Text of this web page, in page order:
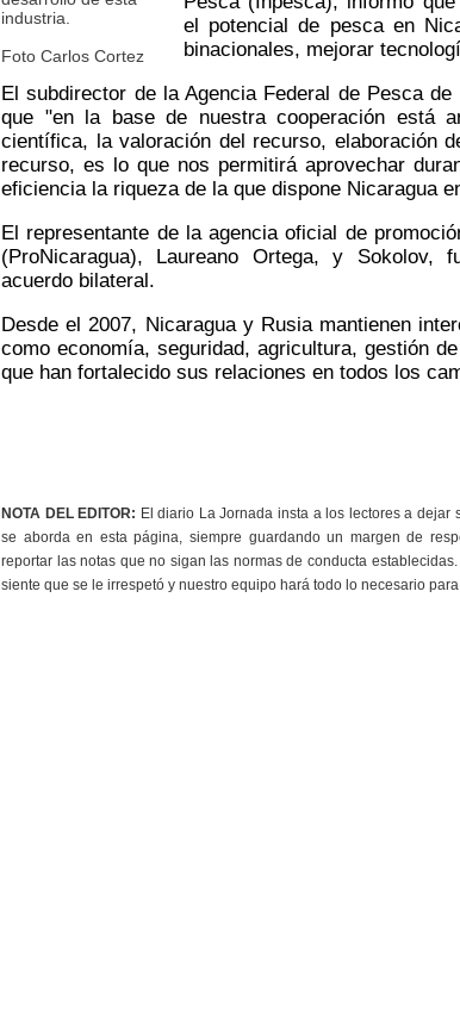
industria.
Foto Carlos Cortez
el potencial de pesca en
binacionales, mejorar
El subdirector de la Agencia Federal de Pesca
que "en la base de nuestra cooperación está
científica, la valoración del recurso, elaboración
recurso, es lo que nos permitirá aprovechar
eficiencia la riqueza de la que dispone Nicaragua
El representante de la agencia oficial de
(ProNicaragua), Laureano Ortega, y Sokolov,
acuerdo bilateral.
Desde el 2007, Nicaragua y Rusia mantienen
como economía, seguridad, agricultura, gestión
que han fortalecido sus relaciones en todos los
NOTA DEL EDITOR: El diario La Jornada insta a los lectores a dejar
se aborda en esta página, siempre guardando un margen de
reportar las notas que no sigan las normas de conducta
siente que se le irrespetó y nuestro equipo hará todo lo necesario